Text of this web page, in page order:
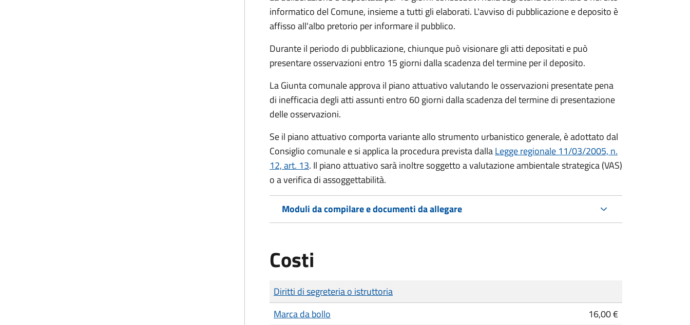
informatico del Comune, insieme a tutti gli elaborati. L'avviso di pubblicazione e deposito è
affisso all'albo pretorio per informare il pubblico.
Durante il periodo di pubblicazione, chiunque può visionare gli atti depositati e può
presentare osservazioni entro 15 giorni dalla scadenza del termine per il deposito.
La Giunta comunale approva il piano attuativo valutando le osservazioni presentate pena
di inefficacia degli atti assunti entro 60 giorni dalla scadenza del termine di presentazione
delle osservazioni.
Se il piano attuativo comporta variante allo strumento urbanistico generale, è adottato dal
Consiglio comunale e si applica la procedura prevista dallaLegge regionale 11/03/2005, n.
12, art. 13. Il piano attuativo sarà inoltre soggetto a valutazione ambientale strategica (VAS)
o a verifica di assoggettabilità.
Moduli da compilare e documenti da allegare
Costi
Tipo di pagamento
Importo
Diritti di segreteria o istruttoria
Marca da bollo
16,00 €